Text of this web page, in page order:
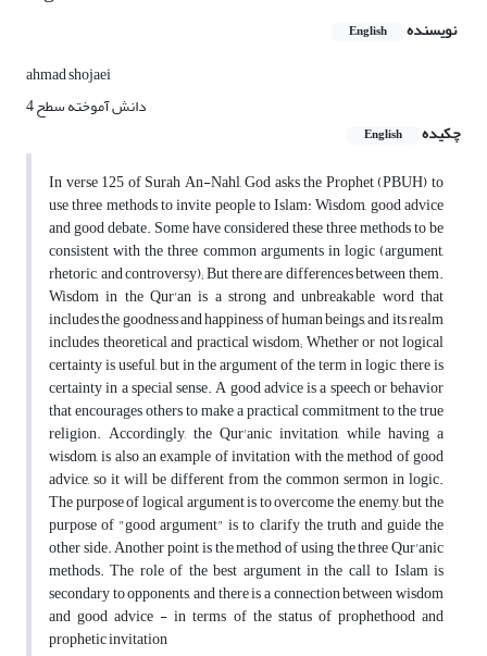
نویسنده English
ahmad shojaei
دانش آموخته سطح 4
چکیده
English
In verse 125 of Surah An-Nahl, God asks the Prophet (PBUH) to
use three methods to invite people to Islam: Wisdom, good advice
and good debate. Some have considered these three methods to be
consistent with the three common arguments in logic (argument,
rhetoric, and controversy); But there are differences between them.
Wisdom in the Qur'an is a strong and unbreakable word that
includes the goodness and happiness of human beings, and its realm
includes theoretical and practical wisdom; Whether or not logical
certainty is useful, but in the argument of the term in logic, there is
certainty in a special sense. A good advice is a speech or behavior
that encourages others to make a practical commitment to the true
religion. Accordingly, the Qur'anic invitation, while having a
wisdom, is also an example of invitation with the method of good
advice, so it will be different from the common sermon in logic.
The purpose of logical argument is to overcome the enemy, but the
purpose of "good argument" is to clarify the truth and guide the
other side. Another point is the method of using the three Qur'anic
methods. The role of the best argument in the call to Islam is
secondary to opponents, and there is a connection between wisdom
and good advice - in terms of the status of prophethood and
prophetic invitation